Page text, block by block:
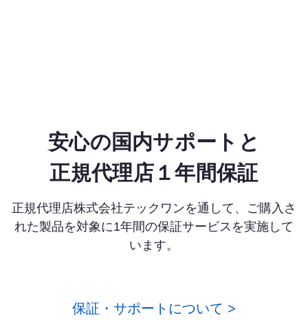
安心の国内サポートと
正規代理店１年間保証
正規代理店株式会社テックワンを通して、ご購入さ
れた製品を対象に1年間の保証サービスを実施して
います。
保証・サポートについて >